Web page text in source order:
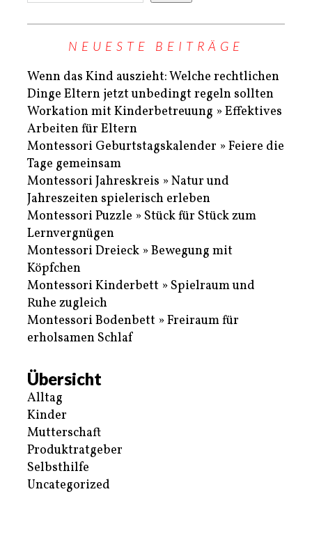
NEUESTE BEITRÄGE
Wenn das Kind auszieht: Welche rechtlichen
Dinge Eltern jetzt unbedingt regeln sollten
Workation mit Kinderbetreuung » Effektives
Arbeiten für Eltern
Montessori Geburtstagskalender » Feiere die
Tage gemeinsam
Montessori Jahreskreis » Natur und
Jahreszeiten spielerisch erleben
Montessori Puzzle » Stück für Stück zum
Lernvergnügen
Montessori Dreieck » Bewegung mit
Köpfchen
Montessori Kinderbett » Spielraum und
Ruhe zugleich
Montessori Bodenbett » Freiraum für
erholsamen Schlaf
Übersicht
Alltag
Kinder
Mutterschaft
Produktratgeber
Selbsthilfe
Uncategorized